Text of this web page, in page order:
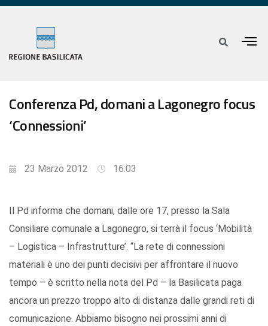
Conferenza Pd, domani a Lagonegro focus
‘Connessioni’
23 Marzo 2012 16:03
Il Pd informa che domani, dalle ore 17, presso la Sala
Consiliare comunale a Lagonegro, si terrà il focus ‘Mobilità
– Logistica – Infrastrutture’. “La rete di connessioni
materiali è uno dei punti decisivi per affrontare il nuovo
tempo – è scritto nella nota del Pd – la Basilicata paga
ancora un prezzo troppo alto di distanza dalle grandi reti di
comunicazione. Abbiamo bisogno nei prossimi anni di